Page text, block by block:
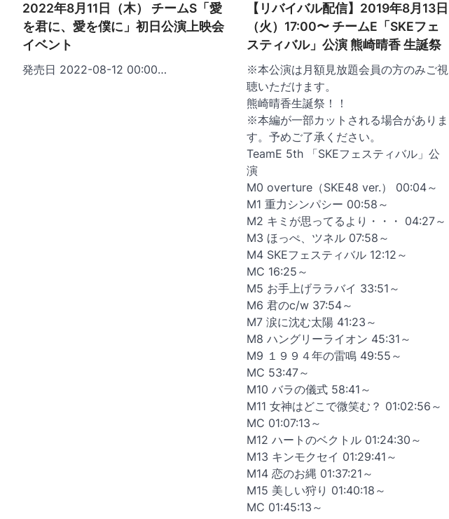
シ
ョ
ン
2022年8月11日（木） チームS「愛
を君に、愛を僕に」初日公演上映会
イベント
発売日 2022-08-12 00:00…
【リバイバル配信】2019年8月13日
（火）17:00〜 チームE「SKEフェ
スティバル」公演 熊崎晴香 生誕祭
※本公演は月額見放題会員の方のみご視
聴いただけます。
熊崎晴香生誕祭！！
※本編が一部カットされる場合がありま
す。予めご了承ください。
TeamE 5th 「SKEフェスティバル」公
演
M0 overture（SKE48 ver.） 00:04～
M1 重力シンパシー 00:58～
M2 キミが思ってるより・・・ 04:27～
M3 ほっぺ、ツネル 07:58～
M4 SKEフェスティバル 12:12～
MC 16:25～
M5 お手上げララバイ 33:51～
M6 君のc/w 37:54～
M7 涙に沈む太陽 41:23～
M8 ハングリーライオン 45:31～
M9 １９９４年の雷鳴 49:55～
MC 53:47～
M10 バラの儀式 58:41～
M11 女神はどこで微笑む？ 01:02:56～
MC 01:07:13～
M12 ハートのベクトル 01:24:30～
M13 キンモクセイ 01:29:41～
M14 恋のお縄 01:37:21～
M15 美しい狩り 01:40:18～
MC 01:45:13～